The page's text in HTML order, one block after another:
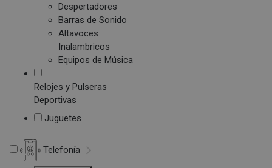
Despertadores
Barras de Sonido
Altavoces
Inalambricos
Equipos de Música
Relojes y Pulseras
Deportivas
Juguetes
Telefonía